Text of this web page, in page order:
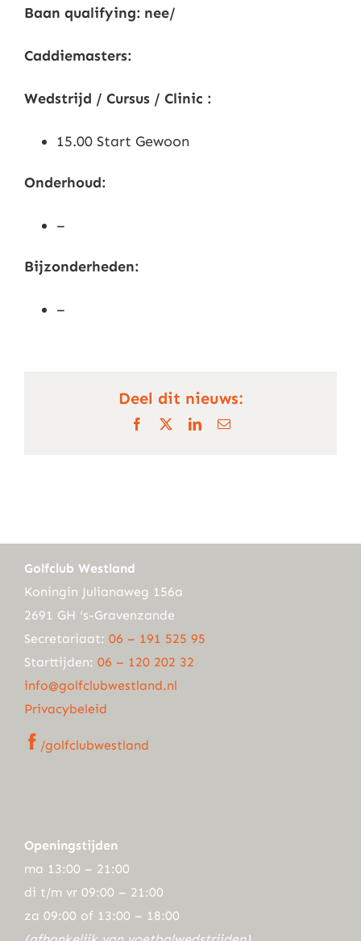
Baan qualifying: nee/
Caddiemasters:
Wedstrijd / Cursus / Clinic :
15.00 Start Gewoon
Onderhoud:
–
Bijzonderheden:
–
Deel dit nieuws:
Facebook LinkedIn
E-
Golfclub Westland
Koningin Julianaweg 156a
2691 GH ‘s-Gravenzande
Secretariaat: 06 – 191 525 95
Starttijden: 06 – 120 202 32
info@golfclubwestland.nl
Privacybeleid
/golfclubwestland
Openingstijden
ma 13:00 – 21:00
di t/m vr 09:00 – 21:00
za 09:00 of 13:00 – 18:00